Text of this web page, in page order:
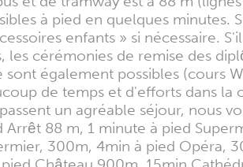
à pied en quelques minutes.
enfants » si nécessaire.
les cérémonies de remise des
également possibles (cours
de temps et d'efforts dans
un agréable séjour, nous
88 m, 1 minute à pied
300m, 4min à pied Opéra,